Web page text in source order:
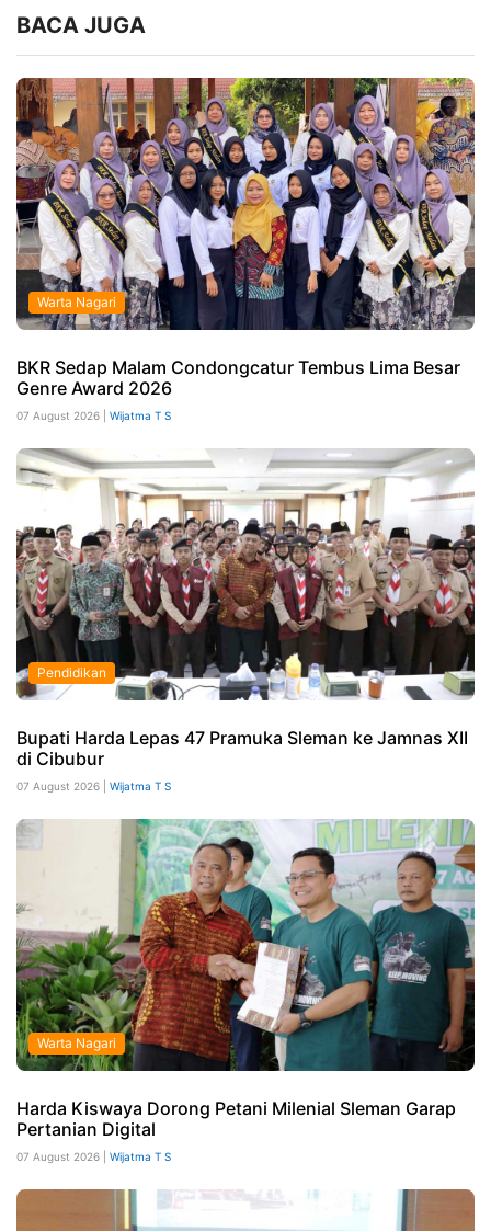
BACA JUGA
Warta Nagari
BKR Sedap Malam Condongcatur Tembus Lima Besar
Genre Award 2026
07 August 2026 | Wijatma T S
Pendidikan
Bupati Harda Lepas 47 Pramuka Sleman ke Jamnas XII
di Cibubur
07 August 2026 | Wijatma T S
Warta Nagari
Harda Kiswaya Dorong Petani Milenial Sleman Garap
Pertanian Digital
07 August 2026 | Wijatma T S